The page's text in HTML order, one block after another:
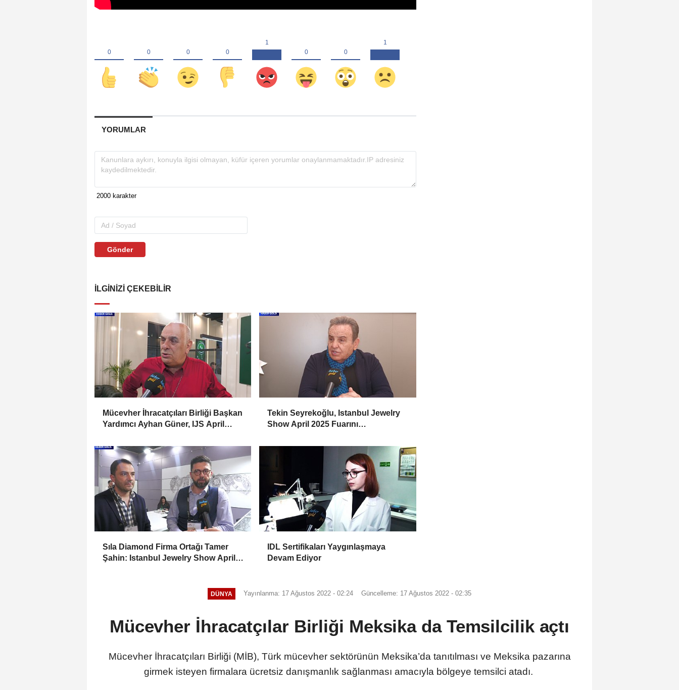
YORUMLAR
Gönder
İLGINIZI ÇEKEBILIR
Mücevher İhracatçıları Birliği Başkan
Yardımcı Ayhan Güner, IJS April
Tekin Seyrekoğlu, Istanbul Jewelry
Show April 2025 Fuarını
Sıla Diamond Firma Ortağı Tamer
Şahin: Istanbul Jewelry Show April
IDL Sertifikaları Yaygınlaşmaya
Devam Ediyor
DÜNYA Yayınlanma: 17 Ağustos 2022 - 02:24 Güncelleme: 17 Ağustos 2022 - 02:35
Mücevher İhracatçılar Birliği Meksika da Temsilcilik açtı
Mücevher İhracatçıları Birliği (MİB), Türk mücevher sektörünün Meksika’da tanıtılması ve Meksika pazarına
girmek isteyen firmalara ücretsiz danışmanlık sağlanması amacıyla bölgeye temsilci atadı.